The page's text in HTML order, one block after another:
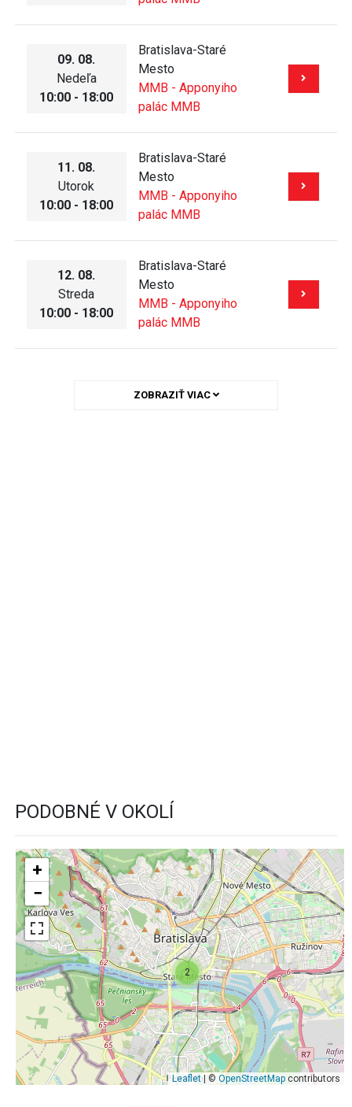
09. 08.
Nedeľa
10:00 - 18:00
Bratislava-Staré
Mesto
MMB - Apponyiho
palác MMB
11. 08.
Utorok
10:00 - 18:00
Bratislava-Staré
Mesto
MMB - Apponyiho
palác MMB
12. 08.
Streda
10:00 - 18:00
Bratislava-Staré
Mesto
MMB - Apponyiho
palác MMB
ZOBRAZIŤ VIAC
PODOBNÉ V OKOLÍ
2
+
−
Leaflet| © OpenStreetMap contributors